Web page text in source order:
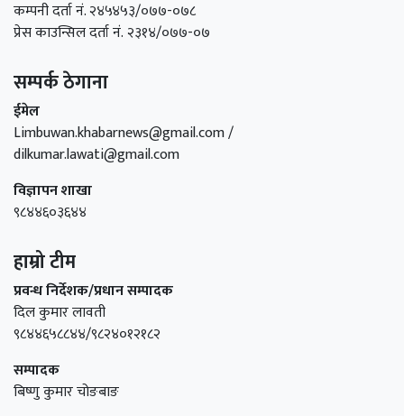
कम्पनी दर्ता नं. २४५४५३/०७७-०७८
प्रेस काउन्सिल दर्ता नं. २३१४/०७७-०७
सम्पर्क ठेगाना
ईमेल
Limbuwan.khabarnews@gmail.com /
dilkumar.lawati@gmail.com
विज्ञापन शाखा
९८४४६०३६४४
हाम्रो टीम
प्रवन्ध निर्देशक/प्रधान सम्पादक
दिल कुमार लावती
९८४४६५८८४४/९८२४०१२१८२
सम्पादक
बिष्णु कुमार चोङबाङ